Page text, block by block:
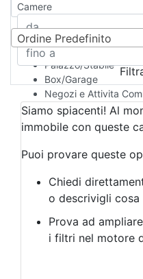
Rustico/Casale
Camera d'Albergo
Multiproprietà
Palazzo/Stabile
Box/Garage
Negozi e Attivita
Qualsiasi
Attività/Licenza
Azienda Agricola
Bar/Ristorante
Albergo
Laboratorio
Negozio/locale
Agriturismo
Magazzini
Camere
Ordine Predefinito
Siamo spiacenti! Al
immobile con queste
Puoi provare queste
Chiedi
o descrivigli cosa
Prova ad
i filtri nel motore